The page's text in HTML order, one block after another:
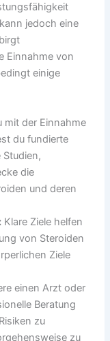
jedoch eine
Einnahme von
einige
mit der Einnahme
du fundierte
die
und deren
Klare Ziele helfen
von Steroiden
Ziele
einen Arzt oder
Beratung
zu
zu